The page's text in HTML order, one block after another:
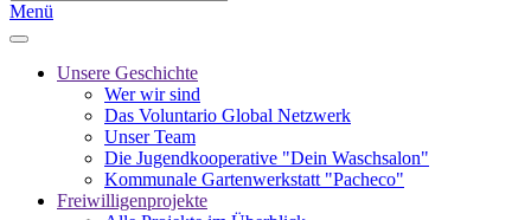
Menü
Unsere Geschichte
Wer wir sind
Das Voluntario Global Netzwerk
Unser Team
Die Jugendkooperative "Dein Waschsalon"
Kommunale Gartenwerkstatt "Pacheco"
Freiwilligenprojekte